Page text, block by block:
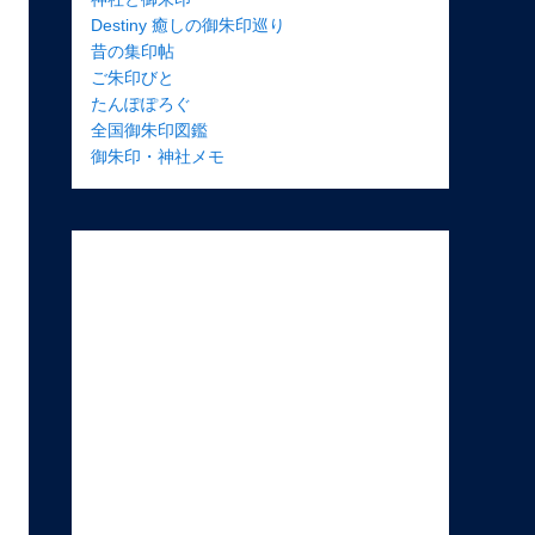
Destiny 癒しの御朱印巡り
昔の集印帖
ご朱印びと
たんぽぽろぐ
全国御朱印図鑑
御朱印・神社メモ